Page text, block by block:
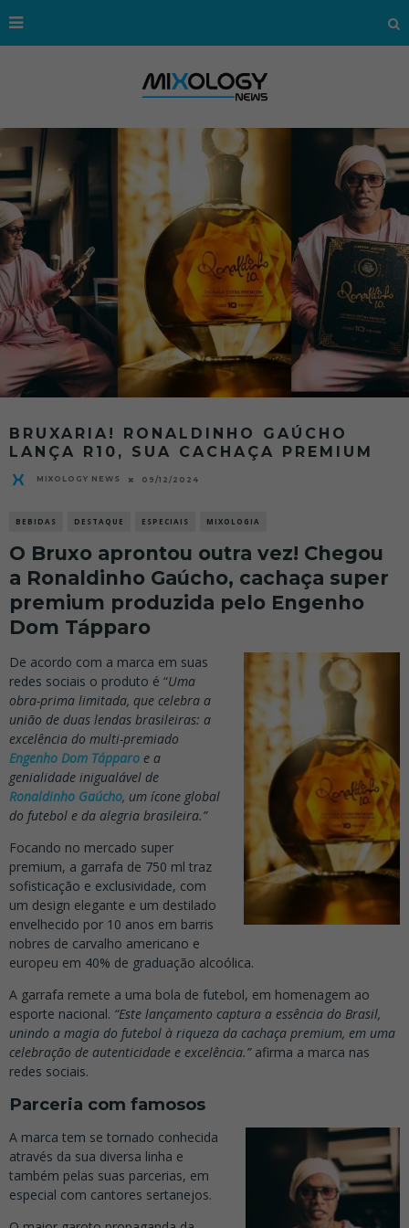
BRUXARIA! RONALDINHO GAÚCHO
LANÇA R10, SUA CACHAÇA PREMIUM
MIXOLOGY NEWS 09/12/2024
BEBIDAS DESTAQUE ESPECIAIS MIXOLOGIA
O Bruxo aprontou outra vez! Chegou
a Ronaldinho Gaúcho, cachaça super
premium produzida pelo Engenho
Dom Tápparo
De acordo com a marca em suas
redes sociais o produto é “Uma
obra-prima limitada, que celebra a
união de duas lendas brasileiras: a
excelência do multi-premiado
Engenho Dom Tápparo e a
genialidade inigualável de
Ronaldinho Gaúcho, um ícone global
do futebol e da alegria brasileira.”
Focando no mercado super
premium, a garrafa de 750 ml traz
sofisticação e exclusividade, com
um design elegante e um destilado
envelhecido por 10 anos em barris
nobres de carvalho americano e
europeu em 40% de graduação alcoólica.
A garrafa remete a uma bola de futebol, em homenagem ao
esporte nacional. “Este lançamento captura a essência do Brasil,
unindo a magia do futebol à riqueza da cachaça premium, em uma
celebração de autenticidade e excelência.”afirma a marca nas
redes sociais.
Parceria com famosos
A marca tem se tornado conhecida
através da sua diversa linha e
também pelas suas parcerias, em
especial com cantores sertanejos.